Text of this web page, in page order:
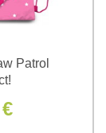
Patrol